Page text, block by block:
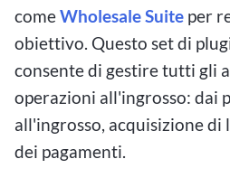
comeWholesale Suite per
obiettivo. Questo set di
consente di gestire tutti gli
operazioni all'ingrosso: dai
all'ingrosso, acquisizione di
dei pagamenti.